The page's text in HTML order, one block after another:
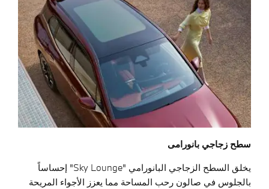
سطح زجاجي بانورامی
يخلق السطح الزجاجي البانورامي "Sky Lounge" إحساساً
بالجلوس في صالون رحب المساحة مما يعزز الأجواء المريحة